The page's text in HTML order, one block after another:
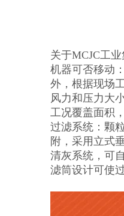
关于MCJC工
机器可否移动
外，根据现场
风力和压力大
工况覆盖面积
过滤系统：颗
附，采用立式
清灰系统，可
滤筒设计可使